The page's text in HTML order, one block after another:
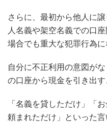
さらに、最初から他人に
人名義や架空名義での口
場合でも重大な犯罪行為に
自分に不正利用の意図が
の口座から現金を引き出す
「名義を貸しただけ」「
頼まれただけ」といった